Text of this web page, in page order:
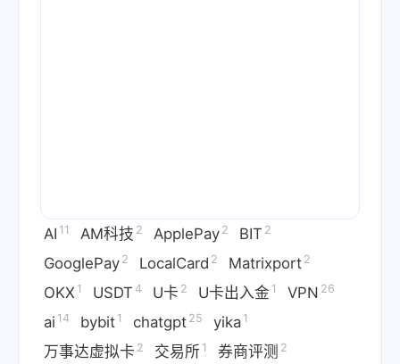
AI 11 AM科技 2 ApplePay 2 BIT 2
GooglePay 2 LocalCard 2 Matrixport 2
OKX 1 USDT 4 U卡 2 U卡出入金 1 VPN 26
ai 14 bybit 1 chatgpt 25 yika 1
万事达虚拟卡 2 交易所 1 券商评测 2